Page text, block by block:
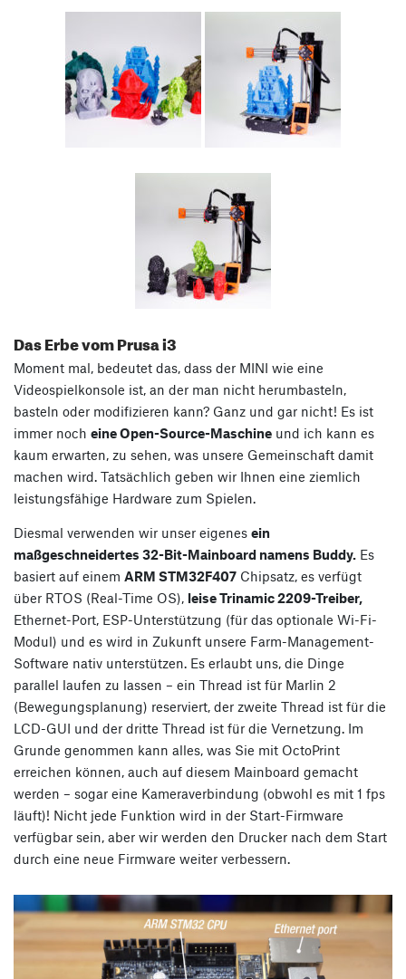
Das Erbe vom Prusa i3
Moment mal, bedeutet das, dass der MINI wie eine
Videospielkonsole ist, an der man nicht herumbasteln,
basteln oder modifizieren kann? Ganz und gar nicht! Es ist
immer noch eine Open-Source-Maschine und ich kann es
kaum erwarten, zu sehen, was unsere Gemeinschaft damit
machen wird. Tatsächlich geben wir Ihnen eine ziemlich
leistungsfähige Hardware zum Spielen.
Diesmal verwenden wir unser eigenes ein
maßgeschneidertes 32-Bit-Mainboard namens Buddy. Es
basiert auf einem ARM STM32F407 Chipsatz, es verfügt
über RTOS (Real-Time OS), leise Trinamic 2209-Treiber,
Ethernet-Port, ESP-Unterstützung (für das optionale Wi-Fi-
Modul) und es wird in Zukunft unsere Farm-Management-
Software nativ unterstützen. Es erlaubt uns, die Dinge
parallel laufen zu lassen – ein Thread ist für Marlin 2
(Bewegungsplanung) reserviert, der zweite Thread ist für die
LCD-GUI und der dritte Thread ist für die Vernetzung. Im
Grunde genommen kann alles, was Sie mit OctoPrint
erreichen können, auch auf diesem Mainboard gemacht
werden – sogar eine Kameraverbindung (obwohl es mit 1 fps
läuft)! Nicht jede Funktion wird in der Start-Firmware
verfügbar sein, aber wir werden den Drucker nach dem Start
durch eine neue Firmware weiter verbessern.